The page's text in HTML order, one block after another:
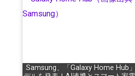
Samsung、「Galaxy Home Hub